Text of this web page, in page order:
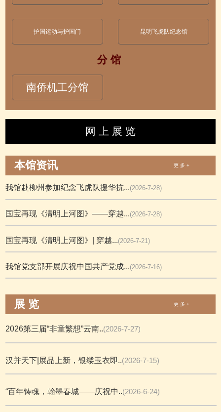
护国运动与护国门 昆明飞虎队纪念馆
分 馆
南侨机工分馆
网 上 展 览
本馆资讯 更 多 +
我馆赴柳州参加纪念飞虎队援华抗...(2026-7-28)
国宝再现《清明上河图》——穿越...(2026-7-28)
国宝再现《清明上河图》| 穿越...(2026-7-21)
我馆党支部开展庆祝中国共产党成...(2026-7-16)
展 览 更 多 +
2026第三届“非童繁想”云南..(2026-7-27)
汉并天下|展品上新，银缕玉衣即..(2026-7-15)
“百年铸魂，翰墨春城——庆祝中..(2026-6-24)